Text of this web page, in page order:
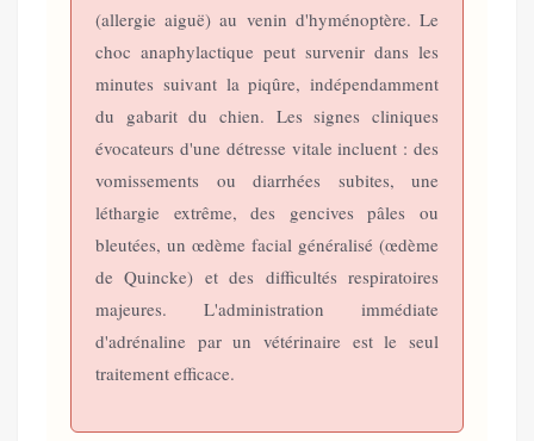
(allergie aiguë) au venin d'hyménoptère. Le
choc anaphylactique peut survenir dans les
minutes suivant la piqûre, indépendamment
du gabarit du chien. Les signes cliniques
évocateurs d'une détresse vitale incluent : des
vomissements ou diarrhées subites, une
léthargie extrême, des gencives pâles ou
bleutées, un œdème facial généralisé (œdème
de Quincke) et des difficultés respiratoires
majeures. L'administration immédiate
d'adrénaline par un vétérinaire est le seul
traitement efficace.